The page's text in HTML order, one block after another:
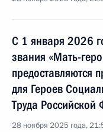
С 1 января 2026
звания «Мать-
предоставляются
для Героев
Труда Российской
28 ноября 2025 года,